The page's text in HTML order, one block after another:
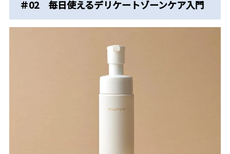
＃02 毎日使えるデリケートゾーンケア入門